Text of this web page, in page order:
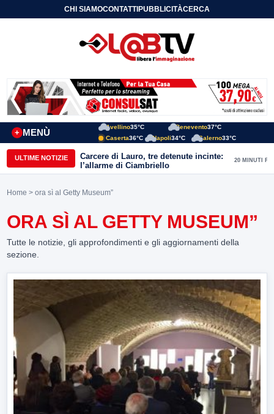
CHI SIAMOCONTATTIPUBBLICITÀCERCA
MENÙ
+
Avellino35°C Benevento37°C
Caserta36°C Napoli34°C Salerno33°C
ULTIME NOTIZIE
Carcere di Lauro, tre detenute incinte:
l’allarme di Ciambriello
20 MINUTI FA
Home > ora sì al Getty Museum”
ORA SÌ AL GETTY MUSEUM”
Tutte le notizie, gli approfondimenti e gli aggiornamenti della
sezione.